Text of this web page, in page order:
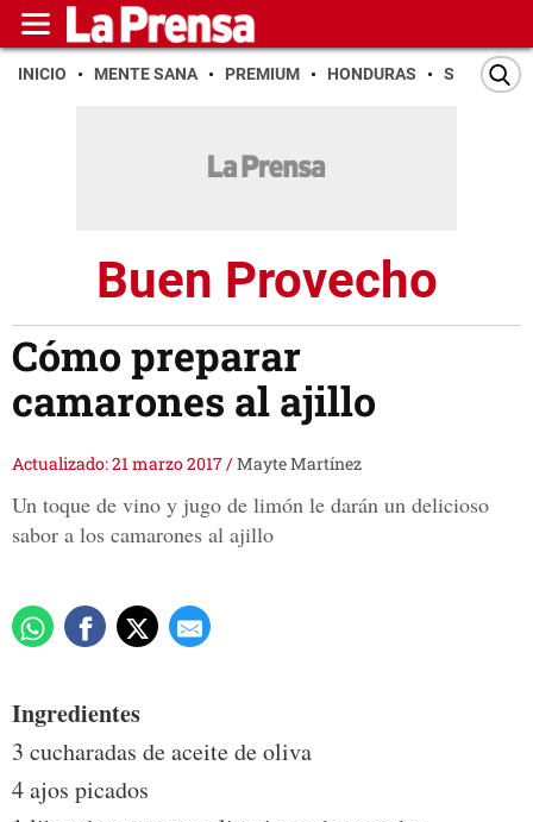
INICIO MENTE SANA PREMIUM HONDURAS SAN PEDRO
Buen Provecho
Cómo preparar
camarones al ajillo
Actualizado: 21 marzo 2017/Mayte Martínez
Un toque de vino y jugo de limón le darán un delicioso
sabor a los camarones al ajillo
Ingredientes
3 cucharadas de aceite de oliva
4 ajos picados